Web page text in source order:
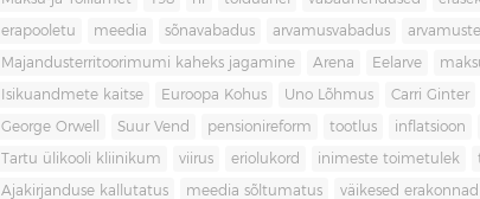
erapooletu meedia sõnavabadus arvamusvabadus
Majandusterritoorimumi kaheks jagamine Arena Eelarve
Isikuandmete kaitse Euroopa Kohus Uno Lõhmus Carri Ginter
George Orwell Suur Vend pensionireform tootlus inflatsioon
Tartu ülikooli kliinikum viirus eriolukord inimeste toimetulek
Ajakirjanduse kallutatus meedia sõltumatus väikesed erakonnad